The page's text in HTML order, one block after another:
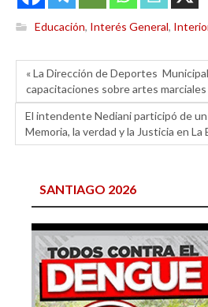
Educación, Interés General,
« La Dirección de Deportes
capacitaciones sobre artes
El intendente Nediani participó de
Memoria, la verdad y la Justicia en La
SANTIAGO 2026